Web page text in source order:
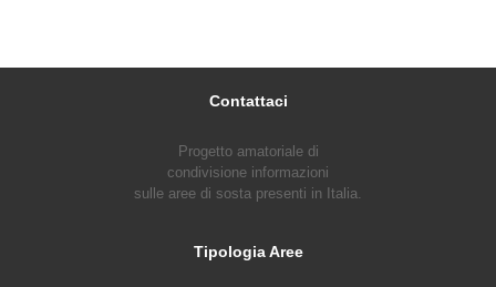
Contattaci
Progetto amatoriale di
condivisione informazioni
sulle aree di sosta presenti in Italia.
Tipologia Aree